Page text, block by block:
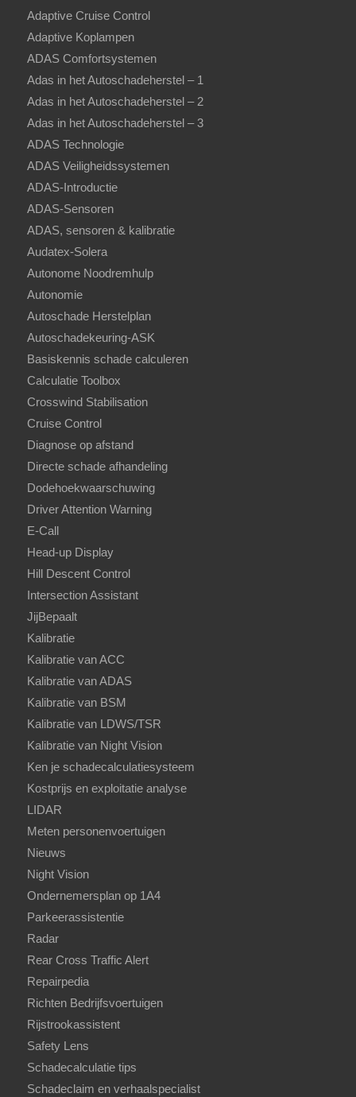
Adaptive Cruise Control
Adaptive Koplampen
ADAS Comfortsystemen
Adas in het Autoschadeherstel – 1
Adas in het Autoschadeherstel – 2
Adas in het Autoschadeherstel – 3
ADAS Technologie
ADAS Veiligheidssystemen
ADAS-Introductie
ADAS-Sensoren
ADAS, sensoren & kalibratie
Audatex-Solera
Autonome Noodremhulp
Autonomie
Autoschade Herstelplan
Autoschadekeuring-ASK
Basiskennis schade calculeren
Calculatie Toolbox
Crosswind Stabilisation
Cruise Control
Diagnose op afstand
Directe schade afhandeling
Dodehoekwaarschuwing
Driver Attention Warning
E-Call
Head-up Display
Hill Descent Control
Intersection Assistant
JijBepaalt
Kalibratie
Kalibratie van ACC
Kalibratie van ADAS
Kalibratie van BSM
Kalibratie van LDWS/TSR
Kalibratie van Night Vision
Ken je schadecalculatiesysteem
Kostprijs en exploitatie analyse
LIDAR
Meten personenvoertuigen
Nieuws
Night Vision
Ondernemersplan op 1A4
Parkeerassistentie
Radar
Rear Cross Traffic Alert
Repairpedia
Richten Bedrijfsvoertuigen
Rijstrookassistent
Safety Lens
Schadecalculatie tips
Schadeclaim en verhaalspecialist